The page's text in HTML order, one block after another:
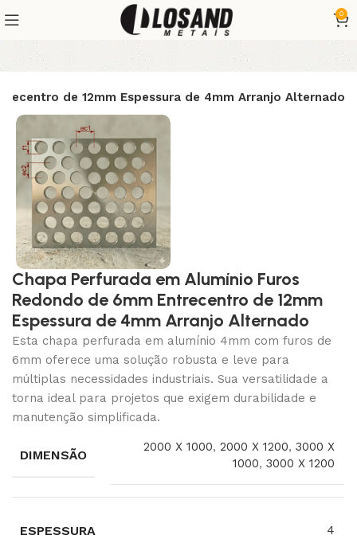
0
de 12mm Espessura de 4mm Arranjo Alternado
Chapa Perfurada em Alumínio Furos
Redondo de 6mm Entrecentro de 12mm
Espessura de 4mm Arranjo Alternado
Esta chapa perfurada em alumínio 4mm com furos de
6mm oferece uma solução robusta e leve para
múltiplas necessidades industriais. Sua versatilidade a
torna ideal para projetos que exigem durabilidade e
manutenção simplificada.
DIMENSÃO
2000 X 1000,2000 X 1200,3000 X
1000,3000 X 1200
ESPESSURA 4